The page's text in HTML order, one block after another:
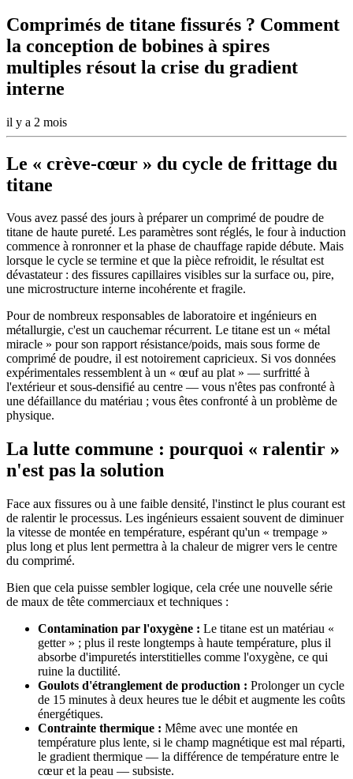
Comprimés de titane fissurés ? Comment
la conception de bobines à spires
multiples résout la crise du gradient
interne
il y a 2 mois
Le « crève-cœur » du cycle de frittage du
titane
Vous avez passé des jours à préparer un comprimé de poudre de
titane de haute pureté. Les paramètres sont réglés, le four à induction
commence à ronronner et la phase de chauffage rapide débute. Mais
lorsque le cycle se termine et que la pièce refroidit, le résultat est
dévastateur : des fissures capillaires visibles sur la surface ou, pire,
une microstructure interne incohérente et fragile.
Pour de nombreux responsables de laboratoire et ingénieurs en
métallurgie, c'est un cauchemar récurrent. Le titane est un « métal
miracle » pour son rapport résistance/poids, mais sous forme de
comprimé de poudre, il est notoirement capricieux. Si vos données
expérimentales ressemblent à un « œuf au plat » — surfritté à
l'extérieur et sous-densifié au centre — vous n'êtes pas confronté à
une défaillance du matériau ; vous êtes confronté à un problème de
physique.
La lutte commune : pourquoi « ralentir »
n'est pas la solution
Face aux fissures ou à une faible densité, l'instinct le plus courant est
de ralentir le processus. Les ingénieurs essaient souvent de diminuer
la vitesse de montée en température, espérant qu'un « trempage »
plus long et plus lent permettra à la chaleur de migrer vers le centre
du comprimé.
Bien que cela puisse sembler logique, cela crée une nouvelle série
de maux de tête commerciaux et techniques :
Contamination par l'oxygène : Le titane est un matériau «
getter » ; plus il reste longtemps à haute température, plus il
absorbe d'impuretés interstitielles comme l'oxygène, ce qui
ruine la ductilité.
Goulots d'étranglement de production : Prolonger un cycle
de 15 minutes à deux heures tue le débit et augmente les coûts
énergétiques.
Contrainte thermique : Même avec une montée en
température plus lente, si le champ magnétique est mal réparti,
le gradient thermique — la différence de température entre le
cœur et la peau — subsiste.